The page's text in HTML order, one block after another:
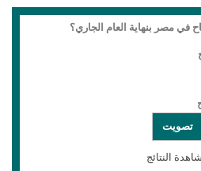
مصر بنهاية العام الجاري؟
النتائج